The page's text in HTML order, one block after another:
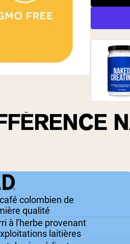
colombien de
qualité
à l'herbe provenant
laitières